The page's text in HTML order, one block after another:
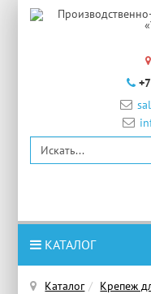
КАТАЛОГ
Каталог Крепеж